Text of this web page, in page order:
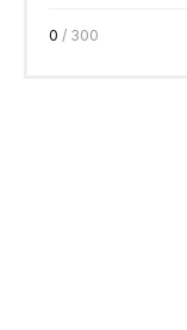
0 / 300